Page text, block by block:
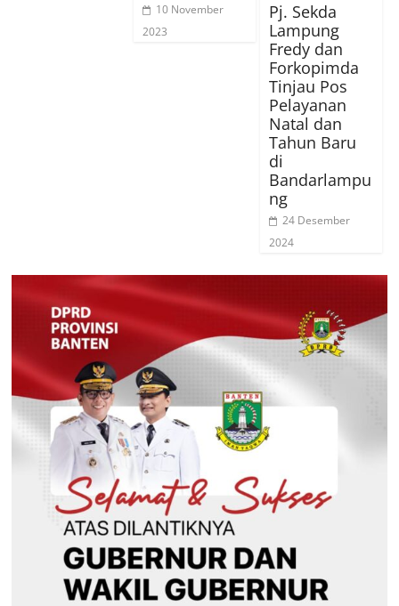
10 November
2023
Pj. Sekda
Lampung
Fredy dan
Forkopimda
Tinjau Pos
Pelayanan
Natal dan
Tahun Baru
di
Bandarlampu
ng
24 Desember
2024